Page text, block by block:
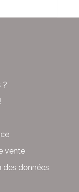
?
vente
des données